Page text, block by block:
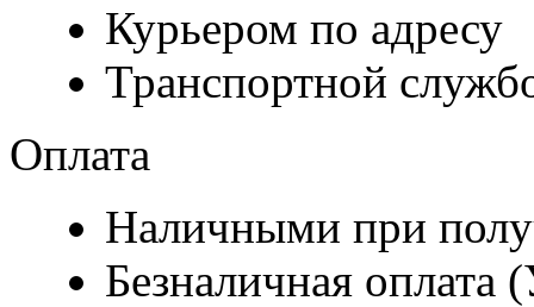
Курьером по адресу
Транспортной
Оплата
Наличными при
Безналичная